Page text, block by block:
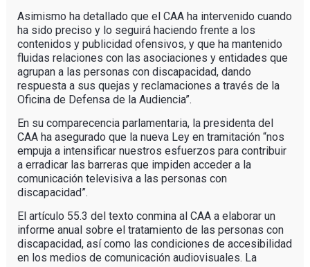
Asimismo ha detallado que el CAA ha intervenido cuando
ha sido preciso y lo seguirá haciendo frente a los
contenidos y publicidad ofensivos, y que ha mantenido
fluidas relaciones con las asociaciones y entidades que
agrupan a las personas con discapacidad, dando
respuesta a sus quejas y reclamaciones a través de la
Oficina de Defensa de la Audiencia”.
En su comparecencia parlamentaria, la presidenta del
CAA ha asegurado que la nueva Ley en tramitación “nos
empuja a intensificar nuestros esfuerzos para contribuir
a erradicar las barreras que impiden acceder a la
comunicación televisiva a las personas con
discapacidad”.
El artículo 55.3 del texto conmina al CAA a elaborar un
informe anual sobre el tratamiento de las personas con
discapacidad, así como las condiciones de accesibilidad
en los medios de comunicación audiovisuales. La